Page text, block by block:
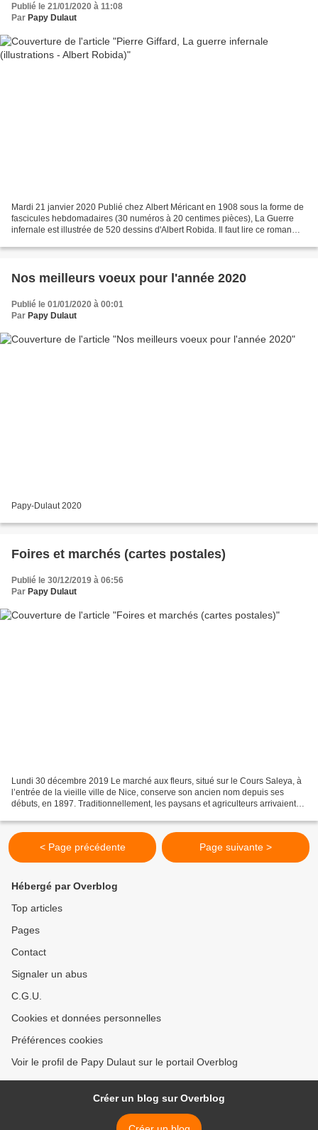
Publié le 21/01/2020 à 11:08
Par Papy Dulaut
Mardi 21 janvier 2020 Publié chez Albert Méricant en 1908 sous la forme de
fascicules hebdomadaires (30 numéros à 20 centimes pièces), La Guerre
infernale est illustrée de 520 dessins d'Albert Robida. Il faut lire ce roman
Nos meilleurs voeux pour l'année 2020
Publié le 01/01/2020 à 00:01
Par Papy Dulaut
Papy-Dulaut 2020
Foires et marchés (cartes postales)
Publié le 30/12/2019 à 06:56
Par Papy Dulaut
Lundi 30 décembre 2019 Le marché aux fleurs, situé sur le Cours Saleya, à
l’entrée de la vieille ville de Nice, conserve son ancien nom depuis ses
débuts, en 1897. Traditionnellement, les paysans et agriculteurs arrivaient
< Page précédente Page suivante >
Hébergé par Overblog
Top articles
Pages
Contact
Signaler un abus
C.G.U.
Cookies et données personnelles
Préférences cookies
Voir le profil de Papy Dulaut sur le portail Overblog
Créer un blog sur Overblog